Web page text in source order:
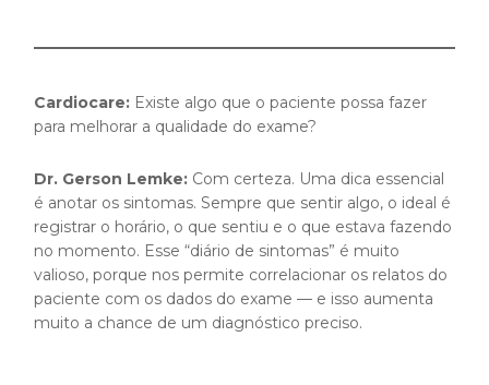
Cardiocare: Existe algo que o paciente possa fazer
para melhorar a qualidade do exame?
Dr. Gerson Lemke: Com certeza. Uma dica essencial
é anotar os sintomas. Sempre que sentir algo, o ideal é
registrar o horário, o que sentiu e o que estava fazendo
no momento. Esse “diário de sintomas” é muito
valioso, porque nos permite correlacionar os relatos do
paciente com os dados do exame — e isso aumenta
muito a chance de um diagnóstico preciso.